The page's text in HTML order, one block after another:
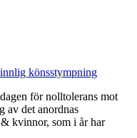
könsstympning
för nolltolerans mot
av det anordnas
kvinnor, som i år har